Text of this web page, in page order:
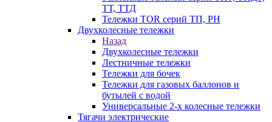
ТТ, ТТД
Тележки TOR серий ТП, PH
Двухколесные тележки
Назад
Двухколесные тележки
Лестничные тележки
Тележки для бочек
Тележки для газовых баллонов и
бутылей с водой
Универсальные 2-х колесные тележки
Тягачи электрические